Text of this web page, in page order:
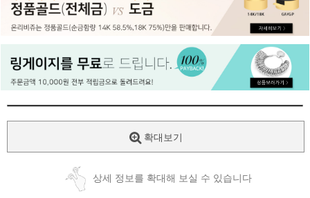
페이코 ID로
PAYCO 바로
확대보기
상세 정보를 확대해 보실 수 있습니다